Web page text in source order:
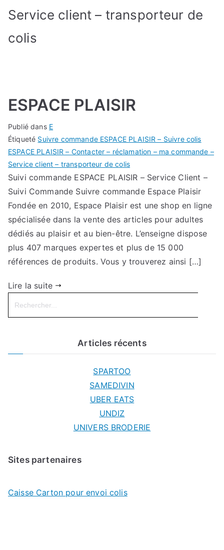
Service client – transporteur de
colis
ESPACE PLAISIR
Publié dans E
Étiqueté Suivre commande ESPACE PLAISIR – Suivre colis
ESPACE PLAISIR – Contacter – réclamation – ma commande –
Service client – transporteur de colis
Suivi commande ESPACE PLAISIR – Service Client –
Suivi Commande Suivre commande Espace Plaisir
Fondée en 2010, Espace Plaisir est une shop en ligne
spécialisée dans la vente des articles pour adultes
dédiés au plaisir et au bien-être. L’enseigne dispose
plus 407 marques expertes et plus de 15 000
références de produits. Vous y trouverez ainsi […]
Lire la suite
Search
for:
Articles récents
SPARTOO
SAMEDIVIN
UBER EATS
UNDIZ
UNIVERS BRODERIE
Sites partenaires
Caisse Carton pour envoi colis